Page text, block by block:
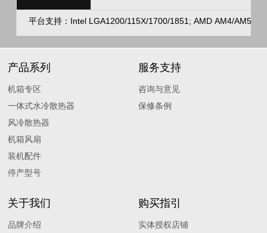
平台支持：Intel LGA1200/115X/1700/1851; AMD AM4/AM5
产品系列
机箱专区
一体式水冷散热器
风冷散热器
机箱风扇
装机配件
停产型号
服务支持
咨询与意见
保修条例
关于我们
品牌介绍
购买指引
实体授权店铺